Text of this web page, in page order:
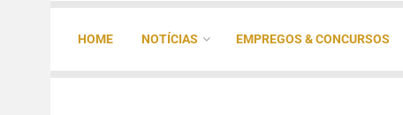
HOME NOTÍCIAS EMPREGOS & CONCURSOS